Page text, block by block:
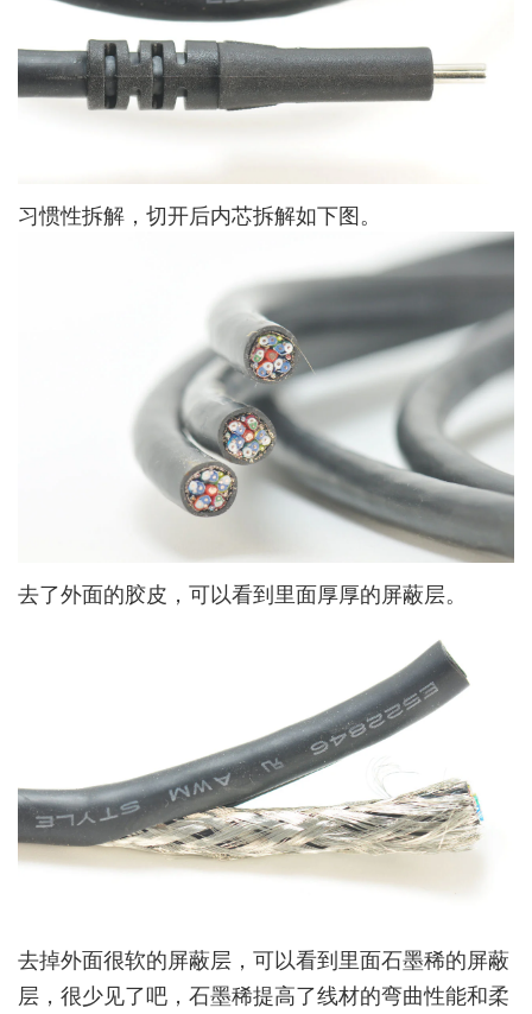
习惯性拆解，切开后内芯拆解如下图。
去了外面的胶皮，可以看到里面厚厚的屏蔽层。
去掉外面很软的屏蔽层，可以看到里面石墨稀的屏蔽
层，很少见了吧，石墨稀提高了线材的弯曲性能和柔